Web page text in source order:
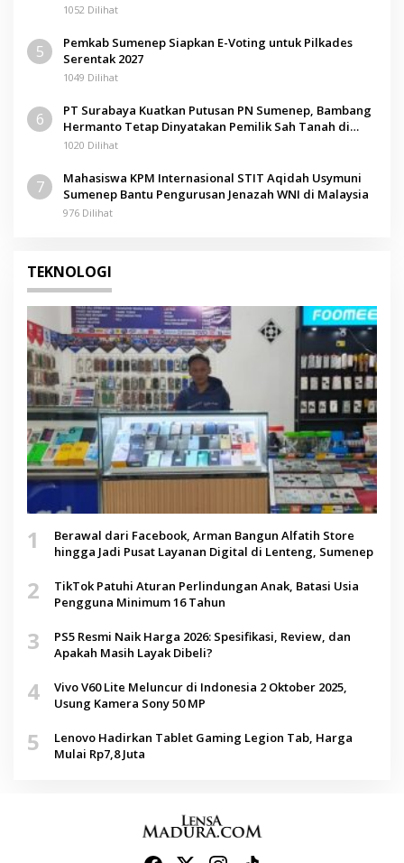
1052 Dilihat
5
Pemkab Sumenep Siapkan E-Voting untuk Pilkades
Serentak 2027
1049 Dilihat
6
PT Surabaya Kuatkan Putusan PN Sumenep, Bambang
Hermanto Tetap Dinyatakan Pemilik Sah Tanah di
Pamolokan
1020 Dilihat
7
Mahasiswa KPM Internasional STIT Aqidah Usymuni
Sumenep Bantu Pengurusan Jenazah WNI di Malaysia
976 Dilihat
TEKNOLOGI
1
Berawal dari Facebook, Arman Bangun Alfatih Store
hingga Jadi Pusat Layanan Digital di Lenteng, Sumenep
2
TikTok Patuhi Aturan Perlindungan Anak, Batasi Usia
Pengguna Minimum 16 Tahun
3
PS5 Resmi Naik Harga 2026: Spesifikasi, Review, dan
Apakah Masih Layak Dibeli?
4
Vivo V60 Lite Meluncur di Indonesia 2 Oktober 2025,
Usung Kamera Sony 50 MP
5
Lenovo Hadirkan Tablet Gaming Legion Tab, Harga
Mulai Rp7,8 Juta